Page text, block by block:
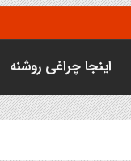
اینجا چراغی روشنه